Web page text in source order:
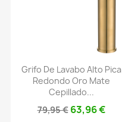
Grifo De Lavabo Alto Pica
Redondo Oro Mate
Cepillado...
79,95 € 63,96 €